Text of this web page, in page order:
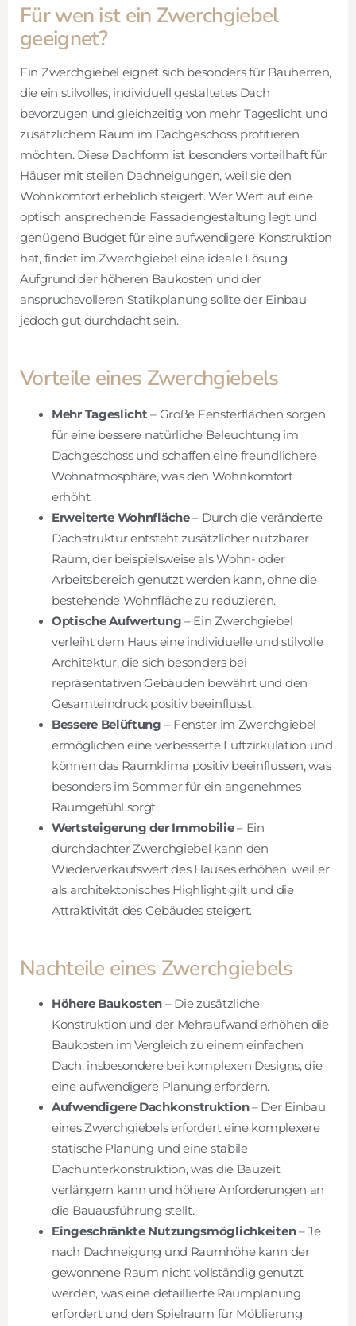
Für wen ist ein Zwerchgiebel
geeignet?
Ein Zwerchgiebel eignet sich besonders für Bauherren,
die ein stilvolles, individuell gestaltetes Dach
bevorzugen und gleichzeitig von mehr Tageslicht und
zusätzlichem Raum im Dachgeschoss profitieren
möchten. Diese Dachform ist besonders vorteilhaft für
Häuser mit steilen Dachneigungen, weil sie den
Wohnkomfort erheblich steigert. Wer Wert auf eine
optisch ansprechende Fassadengestaltung legt und
genügend Budget für eine aufwendigere Konstruktion
hat, findet im Zwerchgiebel eine ideale Lösung.
Aufgrund der höheren Baukosten und der
anspruchsvolleren Statikplanung sollte der Einbau
jedoch gut durchdacht sein.
Vorteile eines Zwerchgiebels
Mehr Tageslicht – Große Fensterflächen sorgen
für eine bessere natürliche Beleuchtung im
Dachgeschoss und schaffen eine freundlichere
Wohnatmosphäre, was den Wohnkomfort
erhöht.
Erweiterte Wohnfläche– Durch die veränderte
Dachstruktur entsteht zusätzlicher nutzbarer
Raum, der beispielsweise als Wohn- oder
Arbeitsbereich genutzt werden kann, ohne die
bestehende Wohnfläche zu reduzieren.
Optische Aufwertung – Ein Zwerchgiebel
verleiht dem Haus eine individuelle und stilvolle
Architektur, die sich besonders bei
repräsentativen Gebäuden bewährt und den
Gesamteindruck positiv beeinflusst.
Bessere Belüftung – Fenster im Zwerchgiebel
ermöglichen eine verbesserte Luftzirkulation und
können das Raumklima positiv beeinflussen, was
besonders im Sommer für ein angenehmes
Raumgefühl sorgt.
Wertsteigerung der Immobilie– Ein
durchdachter Zwerchgiebel kann den
Wiederverkaufswert des Hauses erhöhen, weil er
als architektonisches Highlight gilt und die
Attraktivität des Gebäudes steigert.
Nachteile eines Zwerchgiebels
Höhere Baukosten – Die zusätzliche
Konstruktion und der Mehraufwand erhöhen die
Baukosten im Vergleich zu einem einfachen
Dach, insbesondere bei komplexen Designs, die
eine aufwendigere Planung erfordern.
Aufwendigere Dachkonstruktion– Der Einbau
eines Zwerchgiebels erfordert eine komplexere
statische Planung und eine stabile
Dachunterkonstruktion, was die Bauzeit
verlängern kann und höhere Anforderungen an
die Bauausführung stellt.
Eingeschränkte Nutzungsmöglichkeiten– Je
nach Dachneigung und Raumhöhe kann der
gewonnene Raum nicht vollständig genutzt
werden, was eine detaillierte Raumplanung
erfordert und den Spielraum für Möblierung